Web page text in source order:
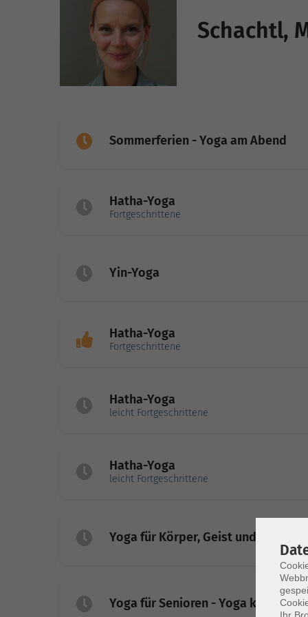
Schachtl,
Sommerferien - Yoga am Abend
Hatha-Yoga
Fortgeschrittene
Yin-Yoga
Hatha-Yoga
Fortgeschrittene
Hatha-Yoga
leicht Fortgeschrittene
Hatha-Yoga
leicht Fortgeschrittene
Yoga für Körper, Geist und Seele
Yoga für Senioren - Yoga kennt
Ihr